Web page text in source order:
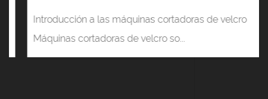
Introducción a las máquinas cortadoras de velcro
Máquinas cortadoras de velcro so...